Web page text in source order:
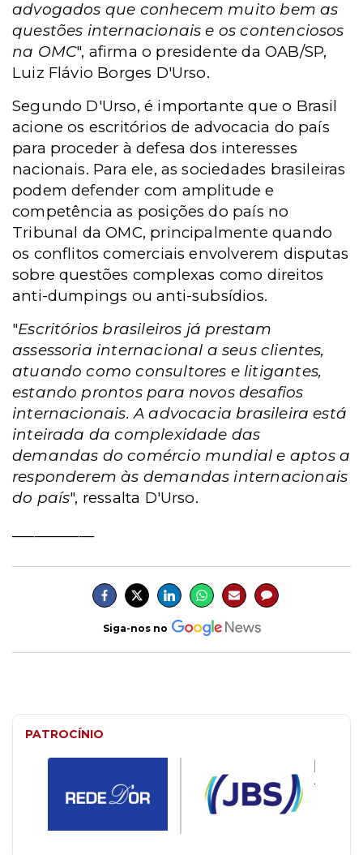
advogados que conhecem muito bem as
questões internacionais e os contenciosos
na OMC", afirma o presidente da OAB/SP,
Luiz Flávio Borges D'Urso.
Segundo D'Urso, é importante que o Brasil
acione os escritórios de advocacia do país
para proceder à defesa dos interesses
nacionais. Para ele, as sociedades brasileiras
podem defender com amplitude e
competência as posições do país no
Tribunal da OMC, principalmente quando
os conflitos comerciais envolverem disputas
sobre questões complexas como direitos
anti-dumpings ou anti-subsídios.
"Escritórios brasileiros já prestam
assessoria internacional a seus clientes,
atuando como consultores e litigantes,
estando prontos para novos desafios
internacionais. A advocacia brasileira está
inteirada da complexidade das
demandas do comércio mundial e aptos a
responderem às demandas internacionais
do país", ressalta D'Urso.
Siga-nos no
PATROCÍNIO